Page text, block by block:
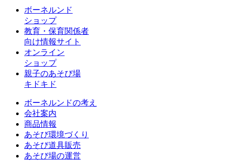
ボーネルンド
ショップ
教育・保育関係者
向け情報サイト
オンライン
ショップ
親子のあそび場
キドキド
ボーネルンドの考え
会社案内
商品情報
あそび環境づくり
あそび道具販売
あそび場の運営